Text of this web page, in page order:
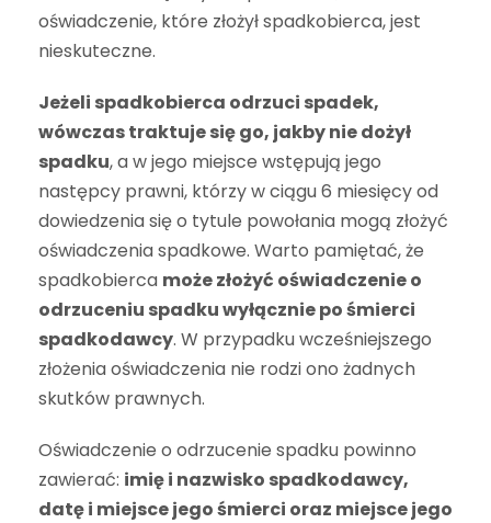
oświadczenie, które złożył spadkobierca, jest
nieskuteczne.
Jeżeli spadkobierca odrzuci spadek,
wówczas traktuje się go, jakby nie dożył
spadku, a w jego miejsce wstępują jego
następcy prawni, którzy w ciągu 6 miesięcy od
dowiedzenia się o tytule powołania mogą złożyć
oświadczenia spadkowe. Warto pamiętać, że
spadkobierca może złożyć oświadczenie o
odrzuceniu spadku wyłącznie po śmierci
spadkodawcy. W przypadku wcześniejszego
złożenia oświadczenia nie rodzi ono żadnych
skutków prawnych.
Oświadczenie o odrzucenie spadku powinno
zawierać: imię i nazwisko spadkodawcy,
datę i miejsce jego śmierci oraz miejsce jego